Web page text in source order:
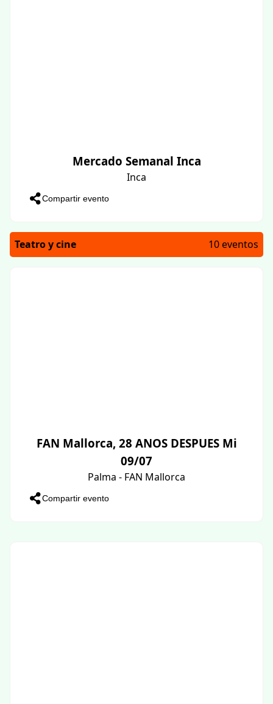
Mercado Semanal Inca
Inca
Compartir evento
Teatro y cine 10 eventos
FAN Mallorca, 28 ANOS DESPUES Mi
09/07
Palma - FAN Mallorca
Compartir evento